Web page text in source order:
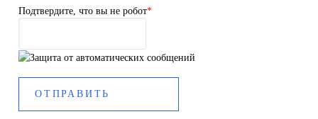
Подтвердите, что вы не робот*